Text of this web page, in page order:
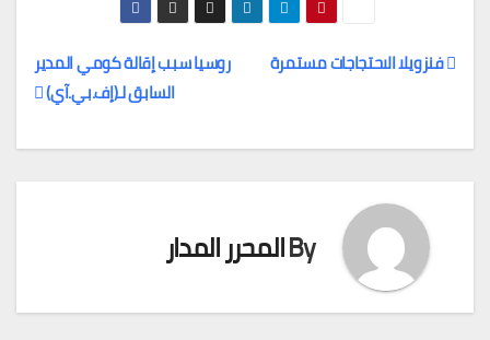
المقالات
روسيا سبب إقالة كومي المدير
السابق لـ(إف.بي.آي)
فنزويلا الاحتجاجات مستمرة
Byالمحرر المدار